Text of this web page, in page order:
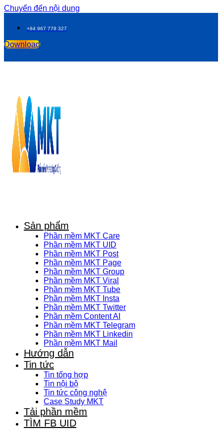
Chuyển đến nội dung
+84 967 778 327
Download
Sản phẩm
Phần mềm MKT Care
Phần mềm MKT UID
Phần mềm MKT Post
Phần mềm MKT Page
Phần mềm MKT Group
Phần mềm MKT Viral
Phần mềm MKT Tube
Phần mềm MKT Insta
Phần mềm MKT Twitter
Phần mềm Content AI
Phần mềm MKT Telegram
Phần mềm MKT Linkedin
Phần mềm MKT Mail
Hướng dẫn
Tin tức
Tin tổng hợp
Tin nội bộ
Tin tức công nghệ
Case Study MKT
Tải phần mềm
TÌM FB UID